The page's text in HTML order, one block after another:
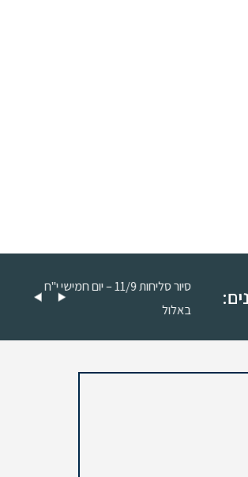
סיור סליחות 11/9 – יום חמישי י"ח
באלול